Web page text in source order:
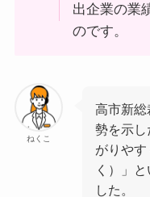
出企業の業
のです。
ねくこ
高市新
勢を示
がりや
く）」
した。